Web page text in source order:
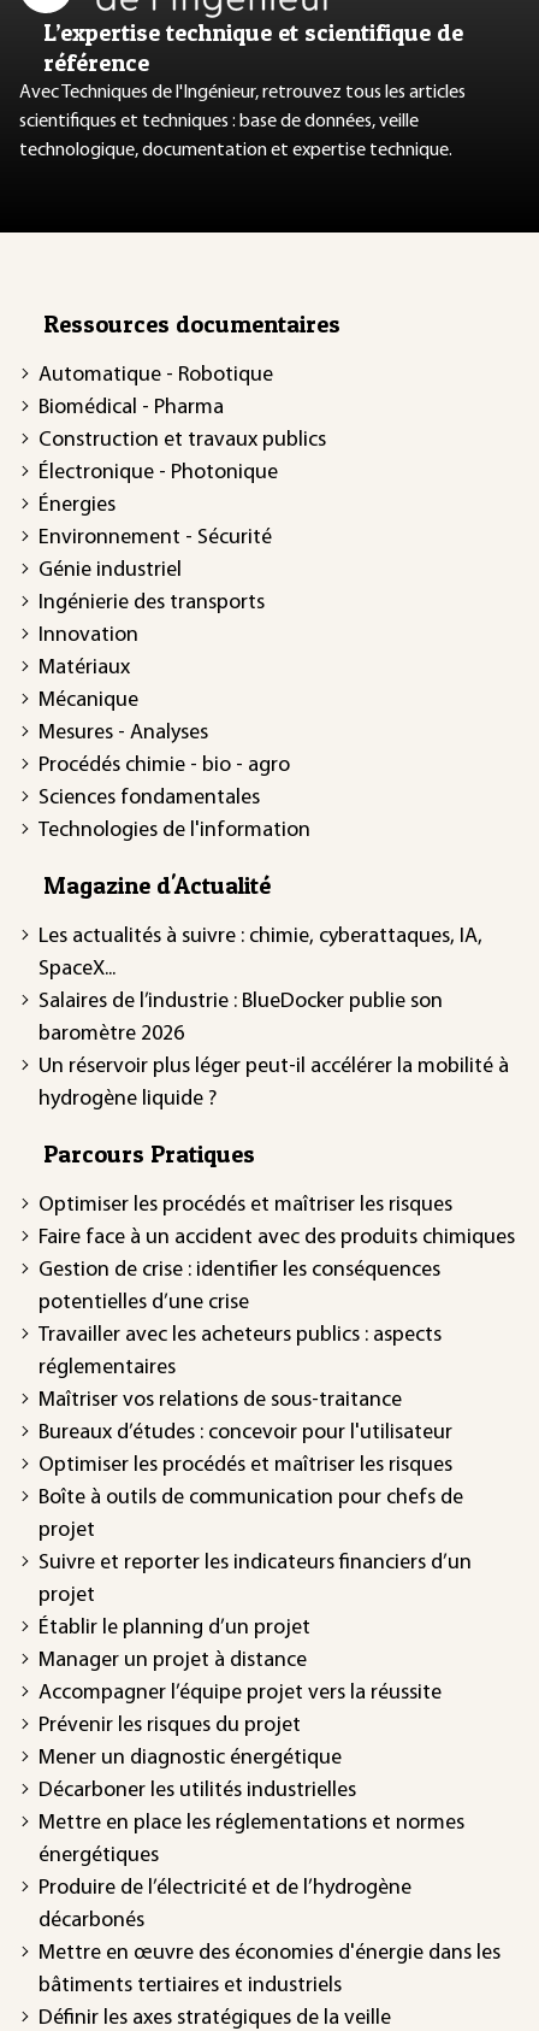
L’expertise technique et scientifique de
référence
Avec Techniques de l'Ingénieur, retrouvez tous les articles
scientifiques et techniques : base de données, veille
technologique, documentation et expertise technique.
Ressources documentaires
Automatique - Robotique
Biomédical - Pharma
Construction et travaux publics
Électronique - Photonique
Énergies
Environnement - Sécurité
Génie industriel
Ingénierie des transports
Innovation
Matériaux
Mécanique
Mesures - Analyses
Procédés chimie - bio - agro
Sciences fondamentales
Technologies de l'information
Magazine d'Actualité
Les actualités à suivre : chimie, cyberattaques, IA,
SpaceX...
Salaires de l’industrie : BlueDocker publie son
baromètre 2026
Un réservoir plus léger peut-il accélérer la mobilité à
hydrogène liquide ?
Parcours Pratiques
Optimiser les procédés et maîtriser les risques
Faire face à un accident avec des produits chimiques
Gestion de crise : identifier les conséquences
potentielles d’une crise
Travailler avec les acheteurs publics : aspects
réglementaires
Maîtriser vos relations de sous-traitance
Bureaux d’études : concevoir pour l'utilisateur
Optimiser les procédés et maîtriser les risques
Boîte à outils de communication pour chefs de
projet
Suivre et reporter les indicateurs financiers d’un
projet
Établir le planning d’un projet
Manager un projet à distance
Accompagner l’équipe projet vers la réussite
Prévenir les risques du projet
Mener un diagnostic énergétique
Décarboner les utilités industrielles
Mettre en place les réglementations et normes
énergétiques
Produire de l’électricité et de l’hydrogène
décarbonés
Mettre en œuvre des économies d'énergie dans les
bâtiments tertiaires et industriels
Définir les axes stratégiques de la veille